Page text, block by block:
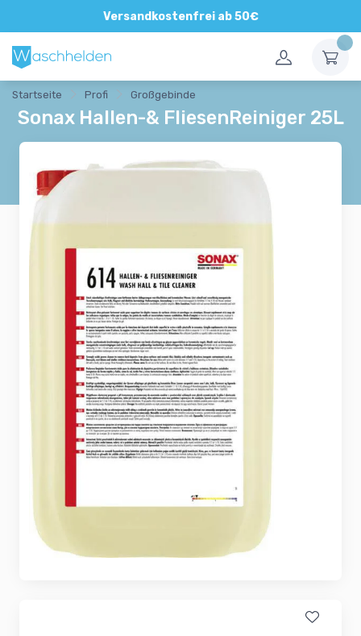
Versandkostenfrei ab 50€
Direkte und persönliche Beratung
Startseite Profi Großgebinde
Sonax Hallen-& FliesenReiniger 25L